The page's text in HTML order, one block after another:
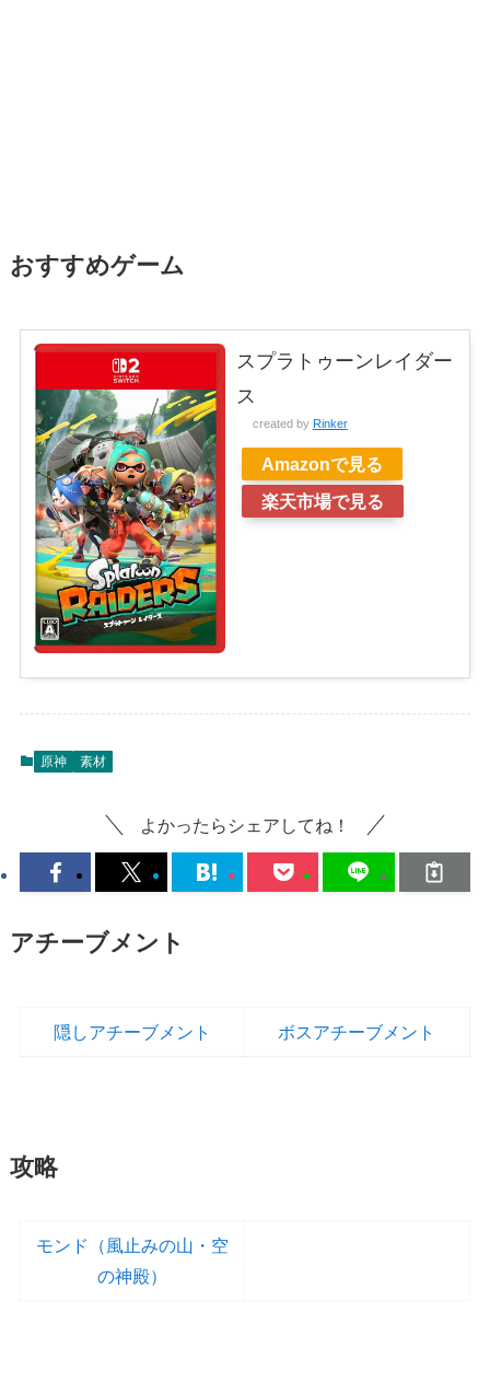
おすすめゲーム
スプラトゥーンレイダー
ス
created by Rinker
Amazonで見る
楽天市場で見る
原神 素材
よかったらシェアしてね！
アチーブメント
隠しアチーブメント ボスアチーブメント
攻略
モンド（風止みの山・空
の神殿）